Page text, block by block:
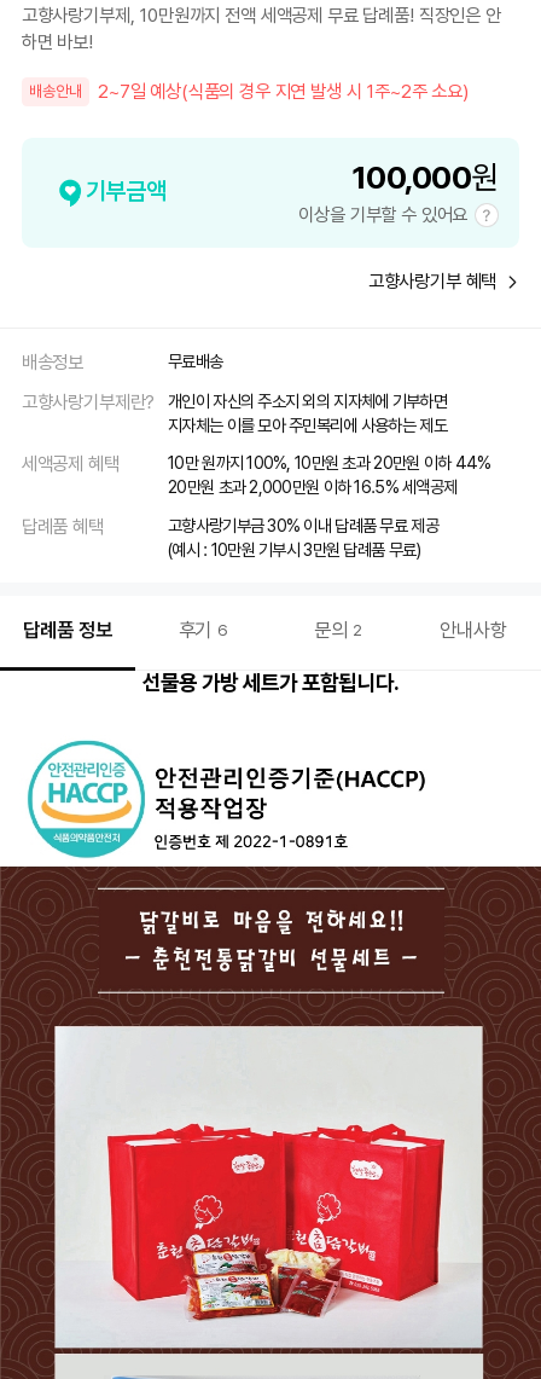
고향사랑기부제, 10만원까지 전액 세액공제 무료 답례품! 직장인은 안
하면 바보!
배송안내 2~7일 예상(식품의 경우 지연 발생 시 1주~2주 소요)
기부금액 100,000원
이상을 기부할 수 있어요
고향사랑기부 혜택
배송정보 무료배송
고향사랑기부제란?
개인이 자신의 주소지 외의 지자체에 기부하면
지자체는 이를 모아 주민복리에 사용하는 제도
세액공제 혜택
10만 원까지 100%, 10만원 초과 20만원 이하 44%
20만원 초과 2,000만원 이하 16.5% 세액공제
답례품 혜택
고향사랑기부금 30% 이내 답례품 무료 제공
(예시 : 10만원 기부시 3만원 답례품 무료)
답례품 정보 후기 6 문의 2 안내사항
선물용 가방 세트가 포함됩니다.